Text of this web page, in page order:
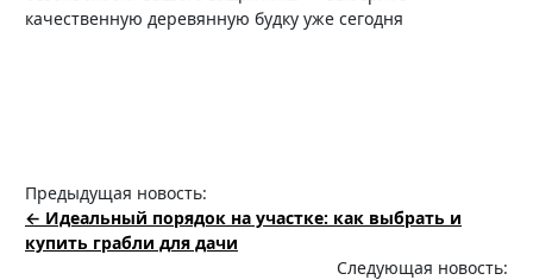
качественную деревянную будку уже сегодня
Предыдущая новость:
← Идеальный порядок на участке: как выбрать и
купить грабли для дачи
Следующая новость: